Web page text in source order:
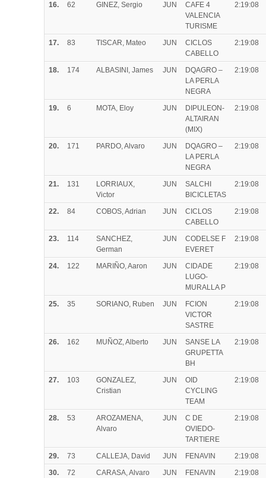
16. 62 GINEZ, Sergio JUN
CAFE 4
VALENCIA
TURISME
2:19:08
17. 83 TISCAR, Mateo JUN
CICLOS
CABELLO
2:19:08
18. 174 ALBASINI, James JUN
DQAGRO –
LA PERLA
NEGRA
2:19:08
19. 6 MOTA, Eloy JUN
DIPULEON-
ALTAIRAN
(MIX)
2:19:08
20. 171 PARDO, Alvaro JUN
DQAGRO –
LA PERLA
NEGRA
2:19:08
21. 131
LORRIAUX,
Victor
JUN
SALCHI
BICICLETAS
2:19:08
22. 84 COBOS, Adrian JUN
CICLOS
CABELLO
2:19:08
23. 114
SANCHEZ,
German
JUN
CODELSE F
EVERET
2:19:08
24. 122 MARIÑO, Aaron JUN
CIDADE
LUGO-
MURALLA P
2:19:08
25. 35 SORIANO, Ruben JUN
FCION
VICTOR
SASTRE
2:19:08
26. 162 MUÑOZ, Alberto JUN
SANSE LA
GRUPETTA
BH
2:19:08
27. 103
GONZALEZ,
Cristian
JUN
OID
CYCLING
TEAM
2:19:08
28. 53
AROZAMENA,
Alvaro
JUN
C DE
OVIEDO-
TARTIERE
2:19:08
29. 73 CALLEJA, David JUN FENAVIN
2:19:08
30.
72 CARASA, Alvaro JUN FENAVIN
2:19:08